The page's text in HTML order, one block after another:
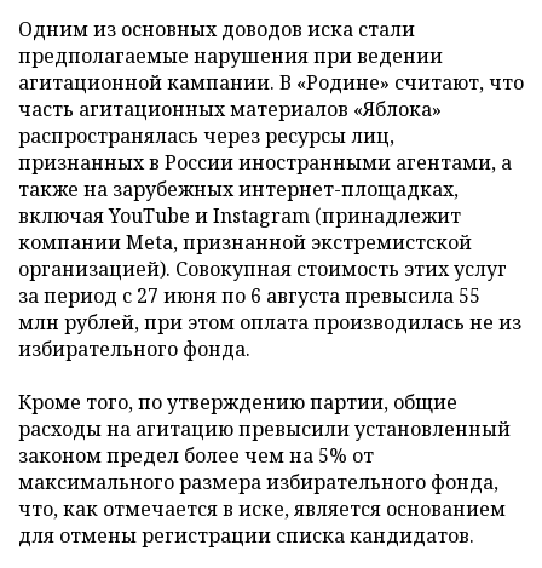
Одним из основных доводов иска стали
предполагаемые нарушения при ведении
агитационной кампании. В «Родине» считают, что
часть агитационных материалов «Яблока»
распространялась через ресурсы лиц,
признанных в России иностранными агентами, а
также на зарубежных интернет-площадках,
включая YouTube и Instagram (принадлежит
компании Meta, признанной экстремистской
организацией). Совокупная стоимость этих услуг
за период с 27 июня по 6 августа превысила 55
млн рублей, при этом оплата производилась не из
избирательного фонда.
Кроме того, по утверждению партии, общие
расходы на агитацию превысили установленный
законом предел более чем на 5% от
максимального размера избирательного фонда,
что, как отмечается в иске, является основанием
для отмены регистрации списка кандидатов.